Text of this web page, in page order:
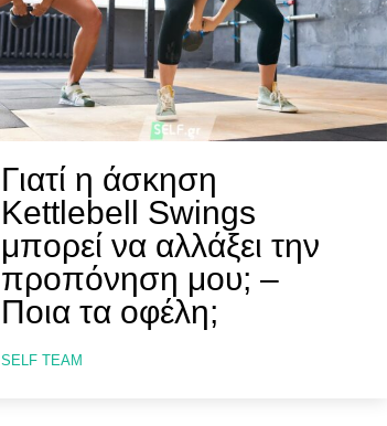
Γιατί η άσκηση
Kettlebell Swings
μπορεί να αλλάξει την
προπόνηση μου; –
Ποια τα οφέλη;
SELF TEAM